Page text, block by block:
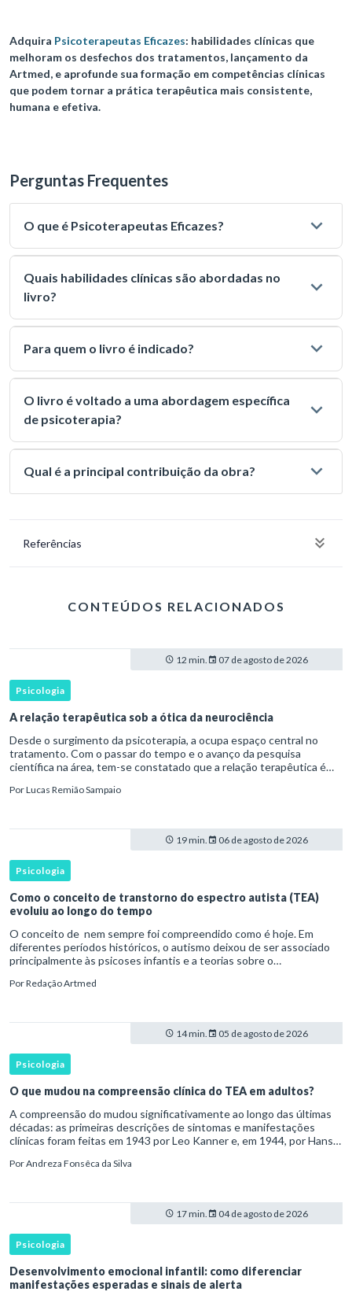
Adquira Psicoterapeutas Eficazes: habilidades clínicas que
melhoram os desfechos dos tratamentos, lançamento da
Artmed, e aprofunde sua formação em competências clínicas
que podem tornar a prática terapêutica mais consistente,
humana e efetiva.
Perguntas Frequentes
O que é Psicoterapeutas Eficazes?
Quais habilidades clínicas são abordadas no
livro?
Para quem o livro é indicado?
O livro é voltado a uma abordagem específica
de psicoterapia?
Qual é a principal contribuição da obra?
Referências
CONTEÚDOS RELACIONADOS
12 min. 07 de agosto de 2026
Psicologia
A relação terapêutica sob a ótica da neurociência
Desde o surgimento da psicoterapia, a ocupa espaço central no
tratamento. Com o passar do tempo e o avanço da pesquisa
científica na área, tem-se constatado que a relação terapêutica é
PorLucas Remião Sampaio
19 min. 06 de agosto de 2026
Psicologia
Como o conceito de transtorno do espectro autista (TEA)
evoluiu ao longo do tempo
O conceito de nem sempre foi compreendido como é hoje. Em
diferentes períodos históricos, o autismo deixou de ser associado
principalmente às psicoses infantis e a teorias sobre o
transtorno do des
PorRedação Artmed
14 min. 05 de agosto de 2026
Psicologia
O que mudou na compreensão clínica do TEA em adultos?
A compreensão do mudou significativamente ao longo das últimas
décadas: as primeiras descrições de sintomas e manifestações
clínicas foram feitas em 1943 por Leo Kanner e, em 1944, por Hans
PorAndreza Fonsêca da Silva
17 min. 04 de agosto de 2026
Psicologia
Desenvolvimento emocional infantil: como diferenciar
manifestações esperadas e sinais de alerta